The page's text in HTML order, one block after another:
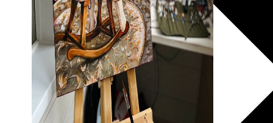
30х40
20х45
30х60
30х90
40х40
40х60
Пенокартон
Модульные
картины
ФотоПостеры